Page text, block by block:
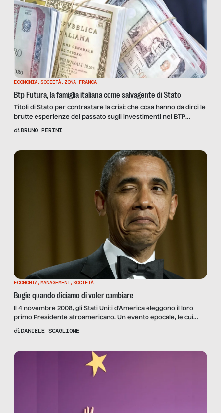
ECONOMIA, SOCIETÀ, ZONA FRANCA
Btp Futura, la famiglia italiana come salvagente di Stato
Titoli di Stato per contrastare la crisi: che cosa hanno da dirci le
brutte esperienze del passato sugli investimenti nei BTP
Futura?
diBRUNO PERINI
ECONOMIA,MANAGEMENT, SOCIETÀ
Bugie quando diciamo di voler cambiare
Il 4 novembre 2008, gli Stati Uniti d’America eleggono il loro
primo Presidente afroamericano. Un evento epocale, le cui
conseguenze si avvertono in tutto il pianeta, sia per
stati promossi due brevissimi slogan. «Yes, we […]
diDANIELE SCAGLIONE